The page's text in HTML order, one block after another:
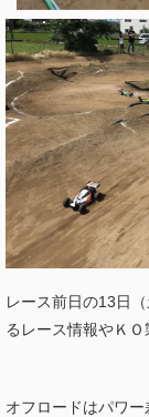
レース前日の13日
るレース情報やＫ
オフロードはパワー